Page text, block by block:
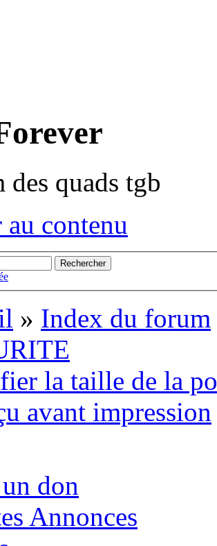
quads tgb
au contenu
» Index du forum
la taille de la
avant impression
don
Annonces